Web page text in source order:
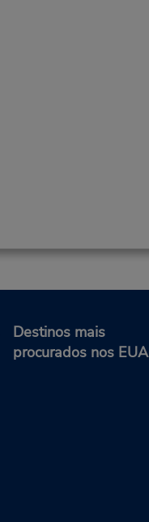
Destinos mais
procurados nos EUA